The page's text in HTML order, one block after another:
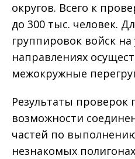
округов. Всего к
до 300 тыс. человек.
группировок войск
направлениях
межокружные
Результаты проверок
возможности
частей по
незнакомых